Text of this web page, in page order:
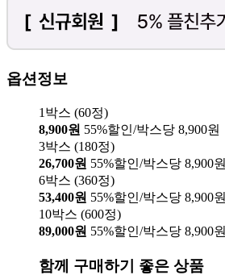
옵션정보
1박스 (60정)
8,900원 55%할인/박스당 8,900원
3박스 (180정)
26,700원 55%할인/박스당 8,900원
6박스 (360정)
53,400원 55%할인/박스당 8,900원
10박스 (600정)
89,000원 55%할인/박스당 8,900원
함께 구매하기 좋은 상품